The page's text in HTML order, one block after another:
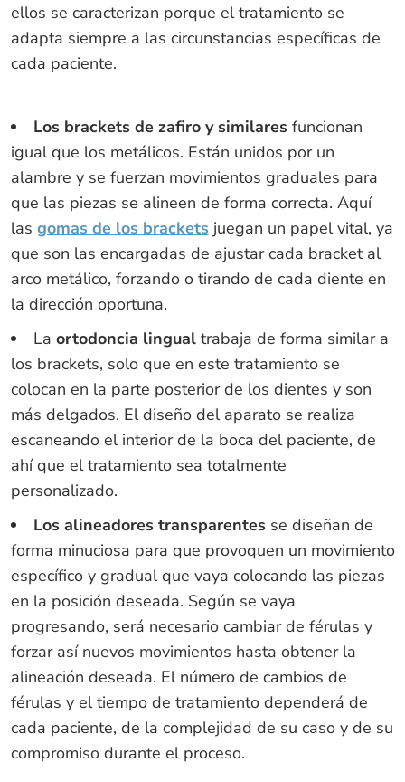
ellos se caracterizan porque el tratamiento se
adapta siempre a las circunstancias específicas de
cada paciente.
Los brackets de zafiro y similaresfuncionan
igual que los metálicos. Están unidos por un
alambre y se fuerzan movimientos graduales para
que las piezas se alineen de forma correcta. Aquí
las gomas de los brackets juegan un papel vital, ya
que son las encargadas de ajustar cada bracket al
arco metálico, forzando o tirando de cada diente en
la dirección oportuna.
La ortodoncia lingualtrabaja de forma similar a
los brackets, solo que en este tratamiento se
colocan en la parte posterior de los dientes y son
más delgados. El diseño del aparato se realiza
escaneando el interior de la boca del paciente, de
ahí que el tratamiento sea totalmente
personalizado.
Los alineadores transparentesse diseñan de
forma minuciosa para que provoquen un movimiento
específico y gradual que vaya colocando las piezas
en la posición deseada. Según se vaya
progresando, será necesario cambiar de férulas y
forzar así nuevos movimientos hasta obtener la
alineación deseada. El número de cambios de
férulas y el tiempo de tratamiento dependerá de
cada paciente, de la complejidad de su caso y de su
compromiso durante el proceso.